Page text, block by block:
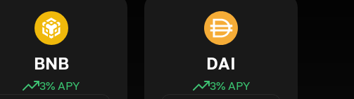
BNB
3% APY
DAI
3% APY